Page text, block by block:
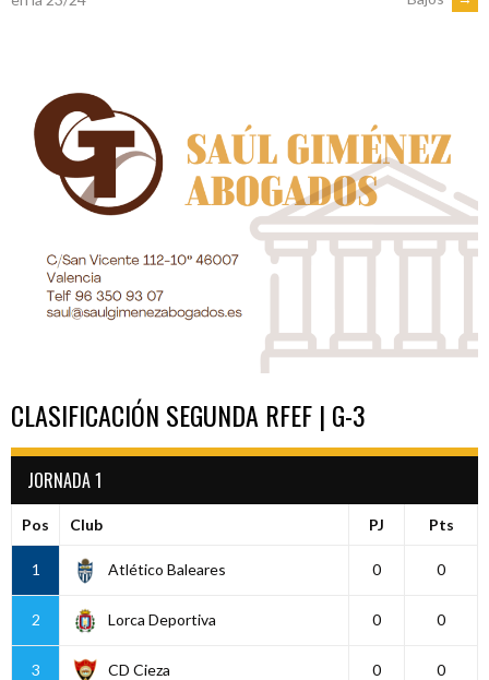
DE
ENTRADAS
CLASIFICACIÓN SEGUNDA RFEF | G-3
JORNADA 1
Pos Club PJ Pts
1 Atlético Baleares 0 0
2 Lorca Deportiva 0 0
3 CD Cieza 0 0